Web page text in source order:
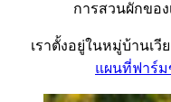
การสวนผักของ
เราตั้งอยู่ในหมู่บ้านเวี
แผนที่ฟาร์ม